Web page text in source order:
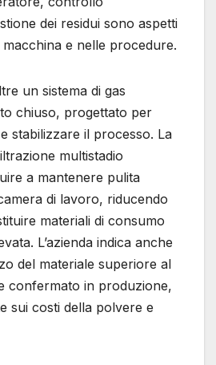
dei residui sono aspetti
e nelle procedure.
un sistema di gas
chiuso, progettato per
stabilizzare il processo. La
multistadio
a mantenere pulita
di lavoro, riducendo
materiali di consumo
L’azienda indica anche
del materiale superiore al
confermato in produzione,
sui costi della polvere e